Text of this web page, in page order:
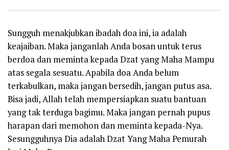
Sungguh menakjubkan ibadah doa ini, ia adalah
keajaiban. Maka janganlah Anda bosan untuk terus
berdoa dan meminta kepada Dzat yang Maha Mampu
atas segala sesuatu. Apabila doa Anda belum
terkabulkan, maka jangan bersedih, jangan putus asa.
Bisa jadi, Allah telah mempersiapkan suatu bantuan
yang tak terduga bagimu. Maka jangan pernah pupus
harapan dari memohon dan meminta kepada-Nya.
Sesungguhnya Dia adalah Dzat Yang Maha Pemurah